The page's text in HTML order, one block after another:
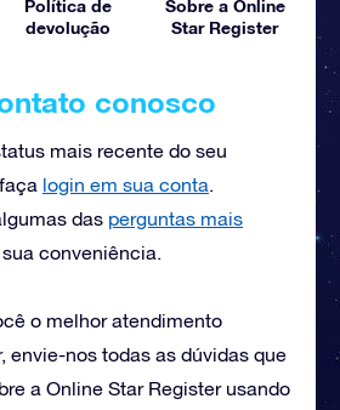
Política de
devolução
Sobre a Online
Star Register
conosco
mais recente do seu
login em sua conta.
das perguntas mais
conveniência.
o melhor atendimento
envie-nos todas as dúvidas que
a Online Star Register usando